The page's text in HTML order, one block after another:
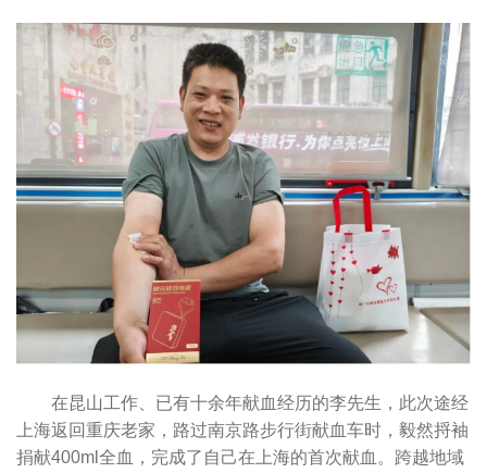
在昆山工作、已有十余年献血经历的李先生，此次途经
上海返回重庆老家，路过南京路步行街献血车时，毅然捋袖
捐献400ml全血，完成了自己在上海的首次献血。跨越地域